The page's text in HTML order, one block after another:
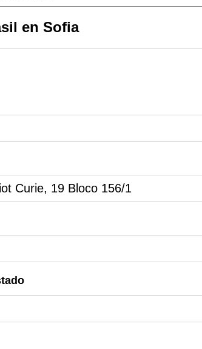
en Sofia
Curie, 19 Bloco 156/1